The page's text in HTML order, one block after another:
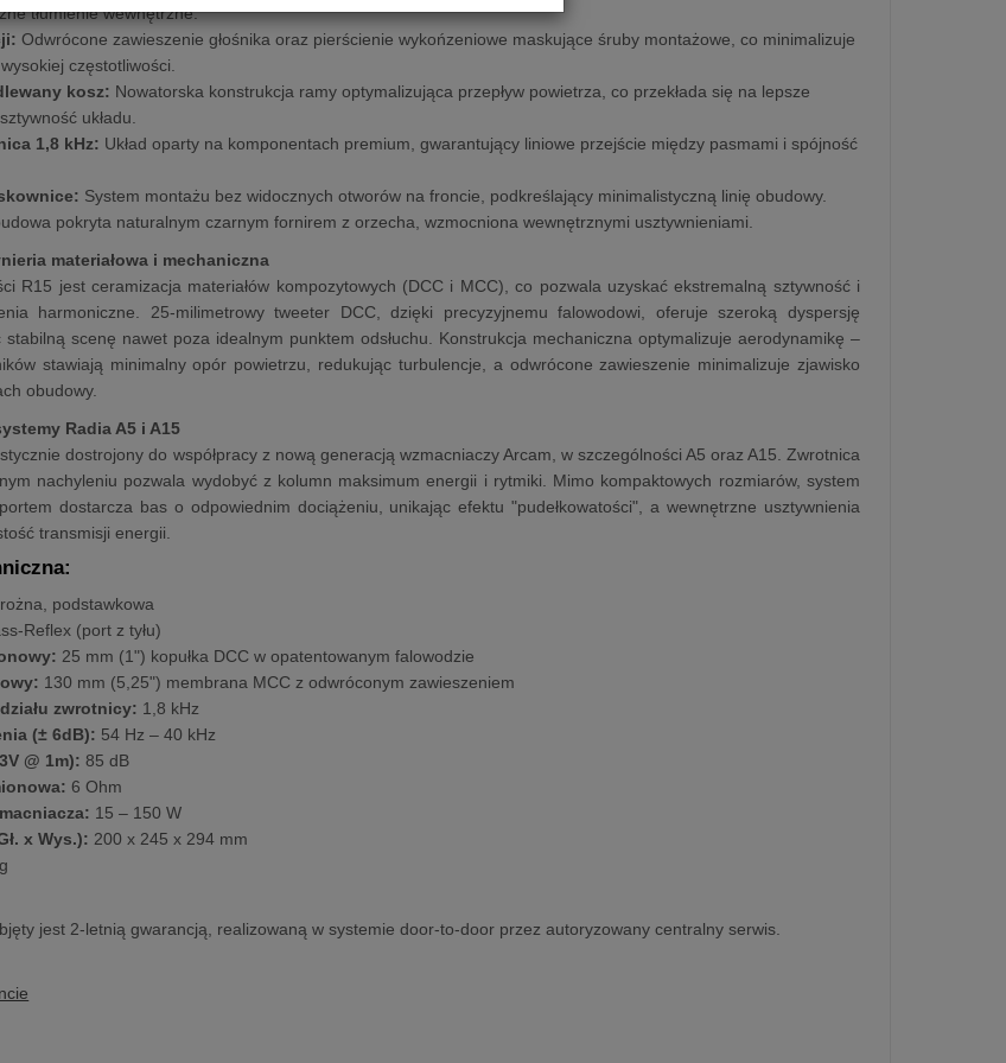
tłumienie wewnętrzne.
Odwrócone zawieszenie głośnika oraz pierścienie wykońzeniowe maskujące śruby montażowe, co minimalizuje
częstotliwości.
kosz: Nowatorska konstrukcja ramy optymalizująca przepływ powietrza, co przekłada się na lepsze
układu.
1,8 kHz: Układ oparty na komponentach premium, gwarantujący liniowe przejście między pasmami i spójność
System montażu bez widocznych otworów na froncie, podkreślający minimalistyczną linię obudowy.
pokryta naturalnym czarnym fornirem z orzecha, wzmocniona wewnętrznymi usztywnieniami.
materiałowa i mechaniczna
R15 jest ceramizacja materiałów kompozytowych (DCC i MCC), co pozwala uzyskać ekstremalną sztywność i
harmoniczne. 25-milimetrowy tweeter DCC, dzięki precyzyjnemu falowodowi, oferuje szeroką dyspersję
stabilną scenę nawet poza idealnym punktem odsłuchu. Konstrukcja mechaniczna optymalizuje aerodynamikę –
stawiają minimalny opór powietrzu, redukując turbulencje, a odwrócone zawieszenie minimalizuje zjawisko
obudowy.
Radia A5 i A15
dostrojony do współpracy z nową generacją wzmacniaczy Arcam, w szczególności A5 oraz A15. Zwrotnica
nachyleniu pozwala wydobyć z kolumn maksimum energii i rytmiki. Mimo kompaktowych rozmiarów, system
dostarcza bas o odpowiednim dociążeniu, unikając efektu "pudełkowatości", a wewnętrzne usztywnienia
transmisji energii.
podstawkowa
Reflex (port z tyłu)
25 mm (1") kopułka DCC w opatentowanym falowodzie
130 mm (5,25") membrana MCC z odwróconym zawieszeniem
zwrotnicy: 1,8 kHz
(± 6dB): 54 Hz – 40 kHz
@ 1m): 85 dB
6 Ohm
15 – 150 W
x Wys.): 200 x 245 x 294 mm
jest 2-letnią gwarancją, realizowaną w systemie door-to-door przez autoryzowany centralny serwis.